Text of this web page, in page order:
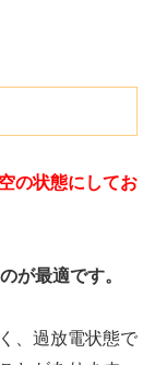
の状態にしてお
が最適です。
、過放電状態で